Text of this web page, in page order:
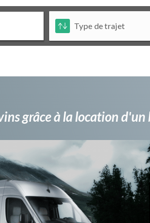
grâce à la location